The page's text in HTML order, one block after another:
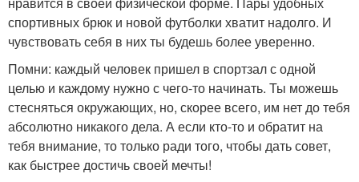
спортивных брюк и новой футболки хватит надолго. И
чувствовать себя в них ты будешь более уверенно.
Помни: каждый человек пришел в спортзал с одной
целью и каждому нужно с чего-то начинать. Ты можешь
стесняться окружающих, но, скорее всего, им нет до тебя
абсолютно никакого дела. А если кто-то и обратит на
тебя внимание, то только ради того, чтобы дать совет,
как быстрее достичь своей мечты!